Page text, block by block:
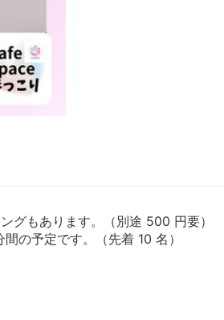
グもあります。（別途 500 円要）
の予定です。（先着 10 名）